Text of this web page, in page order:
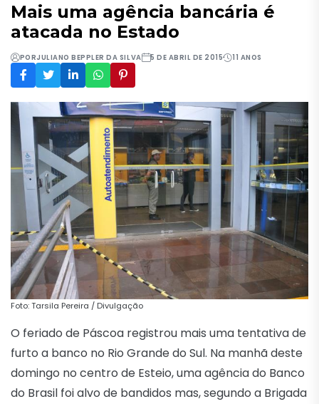
Mais uma agência bancária é
atacada no Estado
PORJULIANO BEPPLER DA SILVA 5 DE ABRIL DE 2015 11 ANOS
Foto: Tarsila Pereira / Divulgação
O feriado de Páscoa registrou mais uma tentativa de
furto a banco no Rio Grande do Sul. Na manhã deste
domingo no centro de Esteio, uma agência do Banco
do Brasil foi alvo de bandidos mas, segundo a Brigada